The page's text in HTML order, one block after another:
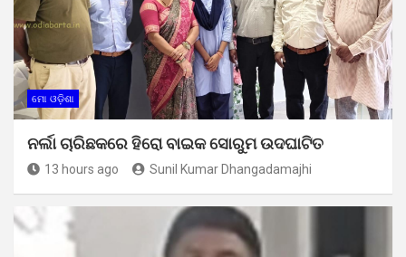
ମୋ ଓଡ଼ିଶା
ନର୍ଲା ଚାରିଛକରେ ହିରୋ ବାଇକ ସୋରୁମ ଉଦଘାଟିତ
13 hours ago Sunil Kumar Dhangadamajhi